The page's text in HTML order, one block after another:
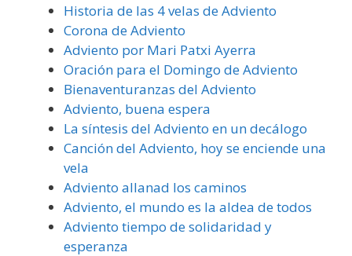
Historia de las 4 velas de Adviento
Corona de Adviento
Adviento por Mari Patxi Ayerra
Oración para el Domingo de Adviento
Bienaventuranzas del Adviento
Adviento, buena espera
La síntesis del Adviento en un decálogo
Canción del Adviento, hoy se enciende una
vela
Adviento allanad los caminos
Adviento, el mundo es la aldea de todos
Adviento tiempo de solidaridad y
esperanza